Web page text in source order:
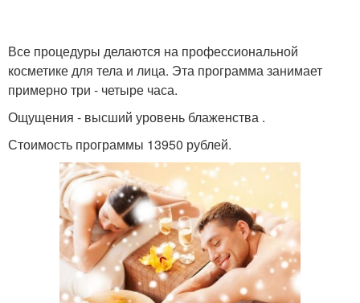
Все процедуры делаются на профессиональной
косметике для тела и лица. Эта программа занимает
примерно три - четыре часа.
Ощущения - высший уровень блаженства .
Стоимость программы 13950 рублей.